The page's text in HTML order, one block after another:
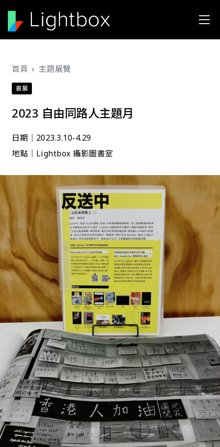
導航連結
首頁 主題展覽
書展
2023 自由同路人主題月
日期│2023.3.10-4.29
地點│Lightbox 攝影圖書室